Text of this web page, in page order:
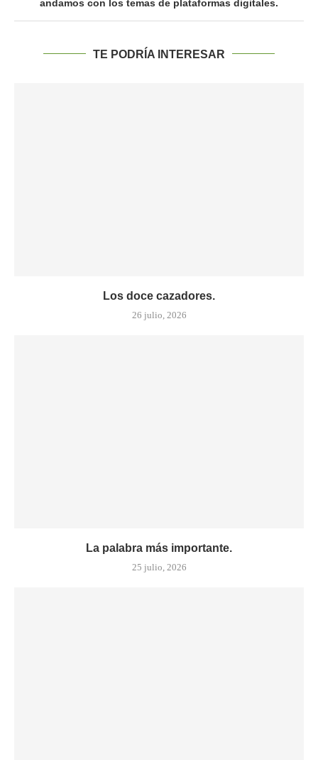
andamos con los temas de plataformas digitales.
TE PODRÍA INTERESAR
Los doce cazadores.
26 julio, 2026
La palabra más importante.
25 julio, 2026